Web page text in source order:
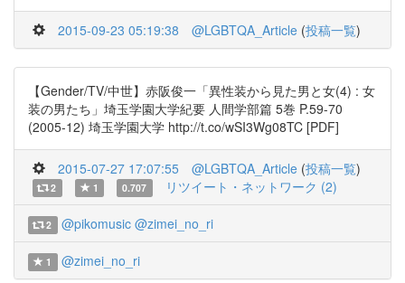
2015-09-23 05:19:38 @LGBTQA_Article (投稿一覧)
【Gender/TV/中世】赤阪俊一「異性装から見た男と女(4) : 女
装の男たち」埼玉学園大学紀要 人間学部篇 5巻 P.59-70
(2005-12) 埼玉学園大学 http://t.co/wSI3Wg08TC [PDF]
2015-07-27 17:07:55 @LGBTQA_Article (投稿一覧)
2 1 0.707 リツイート・ネットワーク (2)
2 @pikomusic @zimei_no_ri
1 @zimei_no_ri